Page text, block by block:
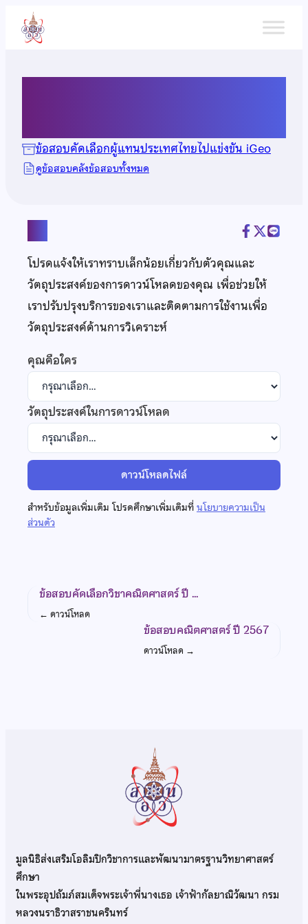
เนื้อหา
ข้อสอบคัดเลือกผู้แทนประเทศไทยไปแข่งขัน iGeo
ดูข้อสอบคลังข้อสอบทั้งหมด
โปรดแจ้งให้เราทราบเล็กน้อยเกี่ยวกับตัวคุณและ
วัตถุประสงค์ของการดาวน์โหลดของคุณ เพื่อช่วยให้
เราปรับปรุงบริการของเราและติดตามการใช้งานเพื่อ
วัตถุประสงค์ด้านการวิเคราะห์
คุณคือใคร
วัตถุประสงค์ในการดาวน์โหลด
ดาวน์โหลดไฟล์
สำหรับข้อมูลเพิ่มเติม โปรดศึกษาเพิ่มเติมที่นโยบายความเป็น
ส่วนตัว
ข้อสอบคัดเลือกวิชาคณิตศาสตร์ ปี …
← ดาวน์โหลด
ข้อสอบคณิตศาสตร์ ปี 2567
ดาวน์โหลด →
มูลนิธิส่งเสริมโอลิมปิกวิชาการและพัฒนามาตรฐานวิทยาศาสตร์
ศึกษา
ในพระอุปถัมภ์สมเด็จพระเจ้าพี่นางเธอ เจ้าฟ้ากัลยาณิวัฒนา กรม
หลวงนราธิวาสราชนครินทร์